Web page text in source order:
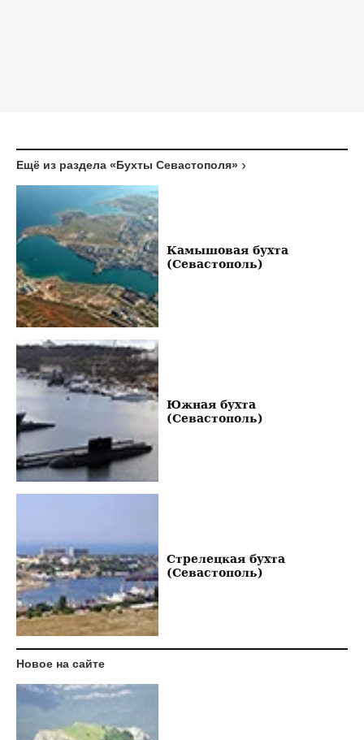
Ещё из раздела «Бухты Севастополя»
Камышовая бухта
(Севастополь)
Южная бухта
(Севастополь)
Стрелецкая бухта
(Севастополь)
Новое на сайте